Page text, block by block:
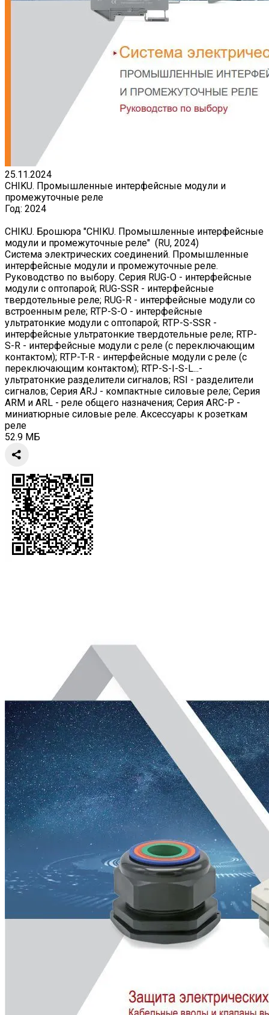
25.11.2024
CHIKU. Промышленные интерфейсные модули и
промежуточные реле
Год: 2024
CHIKU. Брошюра "CHIKU. Промышленные интерфейсные
модули и промежуточные реле" (RU, 2024)
Система электрических соединений. Промышленные
интерфейсные модули и промежуточные реле.
Руководство по выбору. Серия RUG-O - интерфейсные
модули с оптопарой; RUG-SSR - интерфейсные
твердотельные реле; RUG-R - интерфейсные модули со
встроенным реле; RTP-S-O - интерфейсные
ультратонкие модули с оптопарой; RTP-S-SSR -
интерфейсные ультратонкие твердотельные реле; RTP-
S-R - интерфейсные модули с реле (с переключающим
контактом); RTP-T-R - интерфейсные модули с реле (с
переключающим контактом); RTP-S-I-S-L...-
ультратонкие разделители сигналов; RSI - разделители
сигналов; Серия ARJ - компактные силовые реле; Серия
ARM и ARL - реле общего назначения; Серия ARC-P -
миниатюрные силовые реле. Аксессуары к розеткам
реле
52.9 МБ